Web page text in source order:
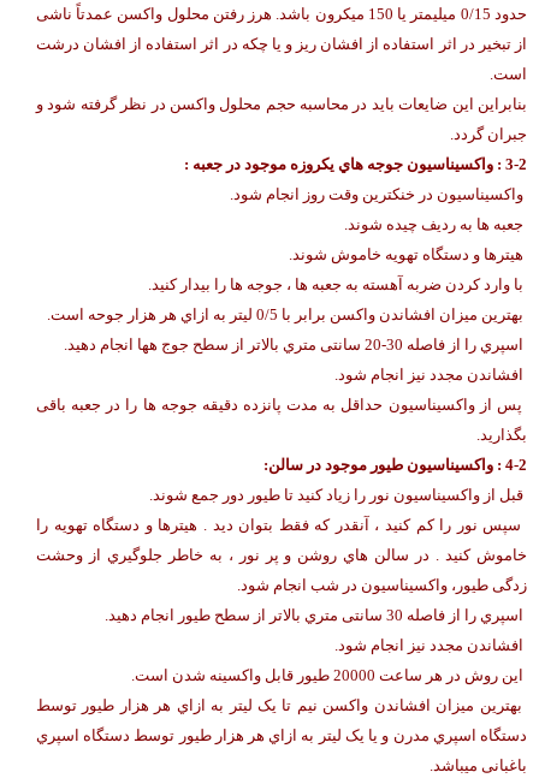
حدود 0/15 میلیمتر یا 150 میکرون باشد. هرز رفتن محلول واکسن عمدتاً ناشی
از تبخیر در اثر استفاده از افشان ریز و یا چکه در اثر استفاده از افشان درشت
است.
بنابراین این ضایعات باید در محاسبه حجم محلول واکسن در نظر گرفته شود و
جبران گردد.
3-2 : واکسیناسیون جوجه هاي یکروزه موجود در جعبه :
واکسیناسیون در خنکترین وقت روز انجام شود.
جعبه ها به ردیف چیده شوند.
هیترها و دستگاه تهویه خاموش شوند.
با وارد کردن ضربه آهسته به جعبه ها ، جوجه ها را بیدار کنید.
بهترین میزان افشاندن واکسن برابر با 0/5 لیتر به ازاي هر هزار جوحه است.
اسپري را از فاصله 30-20 سانتی متري بالاتر از سطح جوج هها انجام دهید.
افشاندن مجدد نیز انجام شود.
پس از واکسیناسیون حداقل به مدت پانزده دقیقه جوجه ها را در جعبه باقی
بگذارید.
4-2 : واکسیناسیون طیور موجود در سالن:
قبل از واکسیناسیون نور را زیاد کنید تا طیور دور جمع شوند.
سپس نور را کم کنید ، آنقدر که فقط بتوان دید . هیترها و دستگاه تهویه را
خاموش کنید . در سالن هاي روشن و پر نور ، به خاطر جلوگیري از وحشت
زدگی طیور، واکسیناسیون در شب انجام شود.
اسپري را از فاصله 30 سانتی متري بالاتر از سطح طیور انجام دهید.
افشاندن مجدد نیز انجام شود.
این روش در هر ساعت 20000 طیور قابل واکسینه شدن است.
بهترین میزان افشاندن واکسن نیم تا یک لیتر به ازاي هر هزار طیور توسط
دستگاه اسپري مدرن و یا یک لیتر به ازاي هر هزار طیور توسط دستگاه اسپري
باغبانی میباشد.